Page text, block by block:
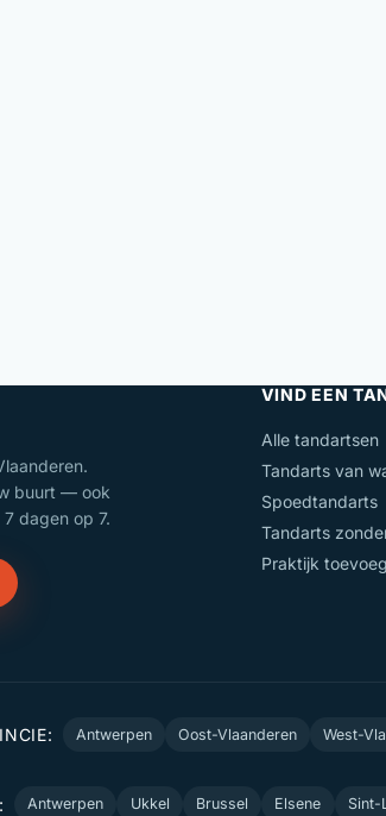
buurt — ook
dagen op 7.
VIND EEN
Alle tandartsen
Tandarts van
Spoedtandarts
Tandarts
Praktijk
Antwerpen Oost-Vlaanderen West-
Antwerpen Ukkel Brussel Elsene Sint-